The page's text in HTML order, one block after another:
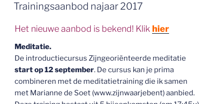
OP
Trainingsaanbod najaar 2017
Het nieuwe aanbod is bekend! Klik hier
Meditatie.
De introductiecursus Zijngeoriënteerde meditatie
start op 12 september. De cursus kan je prima
combineren met de meditatietraining die ik samen
met Marianne de Soet (www.zijnwaarjebent) aanbied.